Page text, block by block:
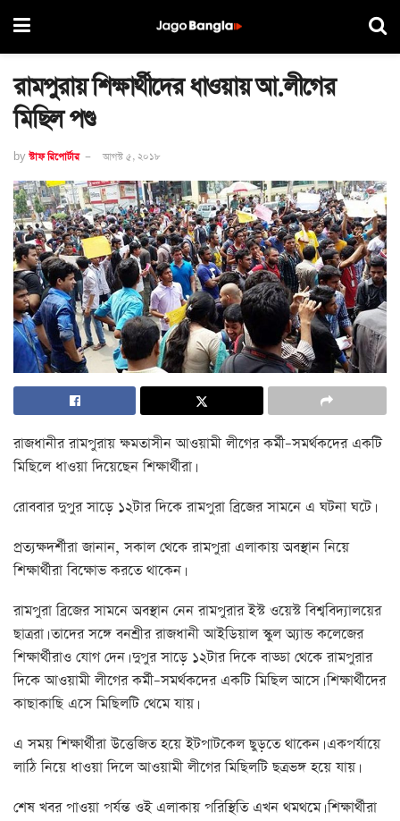
রামপুরায় শিক্ষার্থীদের ধাওয়ায় আ.লীগের
মিছিল পণ্ড
by স্টাফ রিপোর্টার আগস্ট ৫, ২০১৮
রাজধানীর রামপুরায় ক্ষমতাসীন আওয়ামী লীগের কর্মী–সমর্থকদের একটি
মিছিলে ধাওয়া দিয়েছেন শিক্ষার্থীরা।
রোববার দুপুর সাড়ে ১২টার দিকে রামপুরা ব্রিজের সামনে এ ঘটনা ঘটে।
প্রত্যক্ষদর্শীরা জানান, সকাল থেকে রামপুরা এলাকায় অবস্থান নিয়ে
শিক্ষার্থীরা বিক্ষোভ করতে থাকেন।
রামপুরা ব্রিজের সামনে অবস্থান নেন রামপুরার ইস্ট ওয়েস্ট বিশ্ববিদ্যালয়ের
ছাত্ররা। তাদের সঙ্গে বনশ্রীর রাজধানী আইডিয়াল স্কুল অ্যান্ড কলেজের
শিক্ষার্থীরাও যোগ দেন। দুপুর সাড়ে ১২টার দিকে বাড্ডা থেকে রামপুরার
দিকে আওয়ামী লীগের কর্মী–সমর্থকদের একটি মিছিল আসে। শিক্ষার্থীদের
কাছাকাছি এসে মিছিলটি থেমে যায়।
এ সময় শিক্ষার্থীরা উত্তেজিত হয়ে ইটপাটকেল ছুড়তে থাকেন। একপর্যায়ে
লাঠি নিয়ে ধাওয়া দিলে আওয়ামী লীগের মিছিলটি ছত্রভঙ্গ হয়ে যায়।
শেষ খবর পাওয়া পর্যন্ত ওই এলাকায় পরিস্থিতি এখন থমথমে। শিক্ষার্থীরা